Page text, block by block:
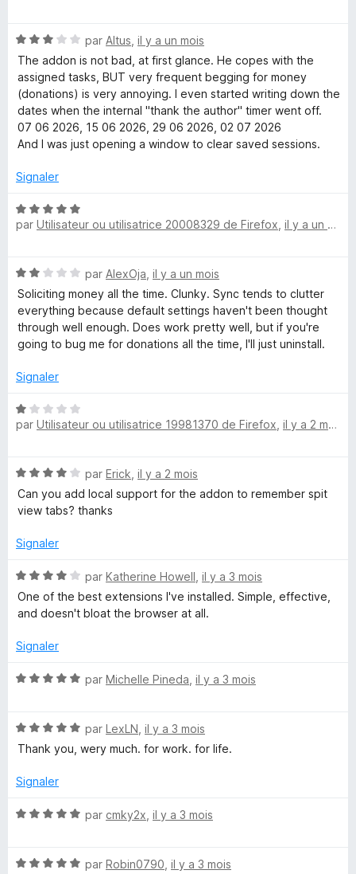
é
3
s
u
r
5
N
o
t
é
3
s
u
5
par Altus il y a un mois
The addon is not bad, at first glance. He copes with the
assigned tasks, BUT very frequent begging for money
(donations) is very annoying. I even started writing down the
dates when the internal "thank the author" timer went off.
07 06 2026, 15 06 2026, 29 06 2026, 02 07 2026
And I was just opening a window to clear saved sessions.
Signaler
N
o
5
s
u
r
5
par Utilisateur ou utilisatrice 20008329 de Firefox il y a un mois
N
o
t
é
2
u
5
par AlexOja il y a un mois
Soliciting money all the time. Clunky. Sync tends to clutter
everything because default settings haven't been thought
through well enough. Does work pretty well, but if you're
going to bug me for donations all the time, I'll just uninstall.
Signaler
N
o
1
s
u
5
par Utilisateur ou utilisatrice 19981370 de Firefox il y a 2 mois
N
o
t
4
u
par Erick il y a 2 mois
Can you add local support for the addon to remember spit
view tabs? thanks
Signaler
N
o
t
4
u
par Katherine Howell il y a 3 mois
One of the best extensions I've installed. Simple, effective,
and doesn't bloat the browser at all.
Signaler
N
é
5
u
5
par Michelle Pineda il y a 3 mois
N
o
é
s
5
par LexLN il y a 3 mois
Thank you, wery much. for work. for life.
Signaler
N
é
par cmky2x il y a 3 mois
N
par Robin0790 il y a 3 mois